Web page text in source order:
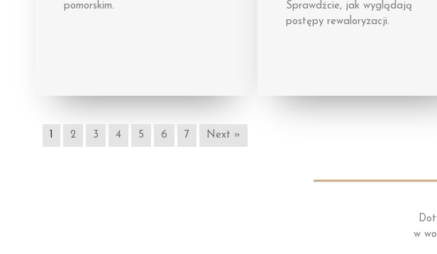
pomorskim.
Sprawdźcie, jak wyglądają
postępy rewaloryzacji.
1 2 3 4 5 6 7 Next »
w